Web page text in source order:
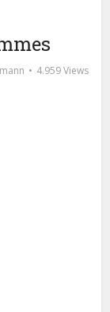
4.959 Views